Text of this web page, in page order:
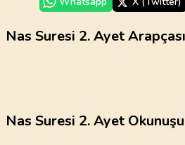
Nas Suresi 2. Ayet Arapçası
Nas Suresi 2. Ayet Okunuşu